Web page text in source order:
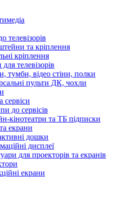
телевізорів
та кріплення
кріплення
телевізорів
тумби, відео стіни, полки
пульти ДК, чохли
сервіси
до сервісів
кінотеатри та ТБ підписки
екрани
дошки
дисплеї
для проекторів та екранів
екрани